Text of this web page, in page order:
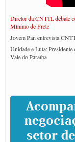
Diretor da CNTTL debate
Mínimo de Frete
Jovem Pan entrevista
Unidade e Luta:
Vale do Paraíba
Caminhoneiros prometem
CNTTL e lideranças de
rodovias
Paulinho e Litti debatem
SUTCRA no Uruguai